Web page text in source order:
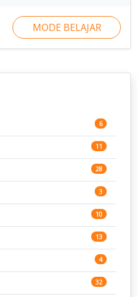
MODE BELAJAR
6
11
28
3
10
13
4
32